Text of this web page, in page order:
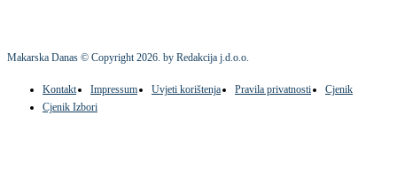
Makarska Danas © Copyright2026. by Redakcija j.d.o.o.
Kontakt Impressum Uvjeti korištenja Pravila privatnosti
Cjenik
Cjenik Izbori